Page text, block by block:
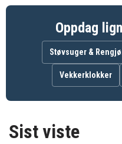
Oppdag
Støvsuger &
Vekkerklokker
Sist viste